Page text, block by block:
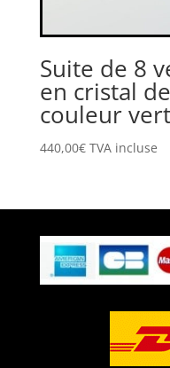
Suite de 8
en cristal
couleur
440,00€ TVA incluse